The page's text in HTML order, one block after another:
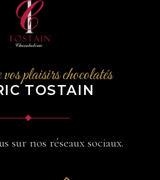
plaisirs chocolatés
TOSTAIN
sur nos réseaux sociaux.